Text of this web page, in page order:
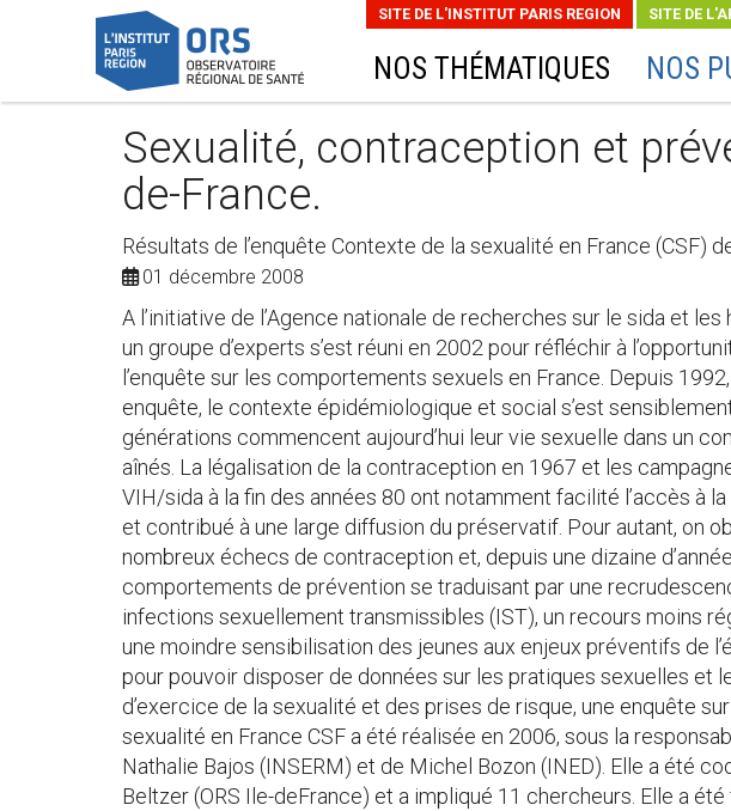
SITE DE L'INSTITUT PARIS REGION SITE DE
NOS THÉMATIQUES NOS
Sexualité, contraception et
de-France.
Résultats de l’enquête Contexte de la sexualité en France (CSF)
01 décembre 2008
A l’initiative de l’Agence nationale de recherches sur le sida et
un groupe d’experts s’est réuni en 2002 pour réfléchir à
l’enquête sur les comportements sexuels en France. Depuis
enquête, le contexte épidémiologique et social s’est
générations commencent aujourd’hui leur vie sexuelle dans un
aînés. La légalisation de la contraception en 1967 et les
VIH/sida à la fin des années 80 ont notamment facilité l’accès à
et contribué à une large diffusion du préservatif. Pour autant, on
nombreux échecs de contraception et, depuis une dizaine
comportements de prévention se traduisant par une
infections sexuellement transmissibles (IST), un recours moins
une moindre sensibilisation des jeunes aux enjeux préventifs de
pour pouvoir disposer de données sur les pratiques sexuelles et
d’exercice de la sexualité et des prises de risque, une enquête
sexualité en France CSF a été réalisée en 2006, sous la
Nathalie Bajos (INSERM) et de Michel Bozon (INED). Elle a été
Beltzer (ORS Ile-deFrance) et a impliqué 11 chercheurs. Elle a été